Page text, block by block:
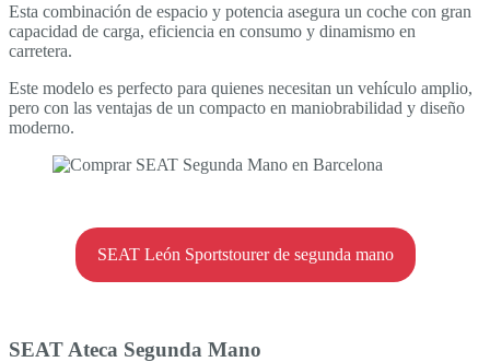
Esta combinación de espacio y potencia asegura un coche con gran
capacidad de carga, eficiencia en consumo y dinamismo en
carretera.
Este modelo es perfecto para quienes necesitan un vehículo amplio,
pero con las ventajas de un compacto en maniobrabilidad y diseño
moderno.
SEAT León Sportstourer de segunda mano
SEAT Ateca Segunda Mano